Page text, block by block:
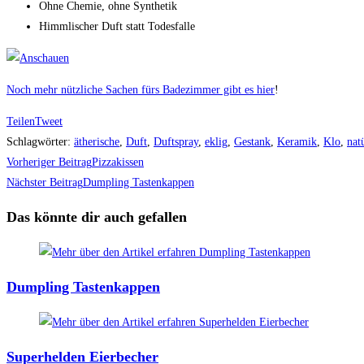
Ohne Chemie, ohne Synthetik
Himmlischer Duft statt Todesfalle
Noch mehr nützliche Sachen fürs Badezimmer gibt es hier!
TeilenTweet
Schlagwörter: ätherische, Duft, Duftspray, eklig, Gestank, Keramik, Klo,
Weitere
Artikel
ansehen
Vorheriger BeitragPizzakissen
Nächster BeitragDumpling Tastenkappen
Das könnte dir auch gefallen
Dumpling Tastenkappen
Superhelden Eierbecher